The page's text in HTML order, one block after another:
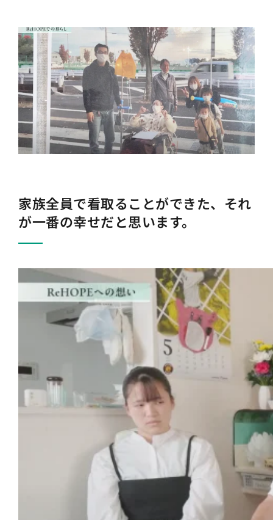
家族全員で看取ることができた、それ
が一番の幸せだと思います。